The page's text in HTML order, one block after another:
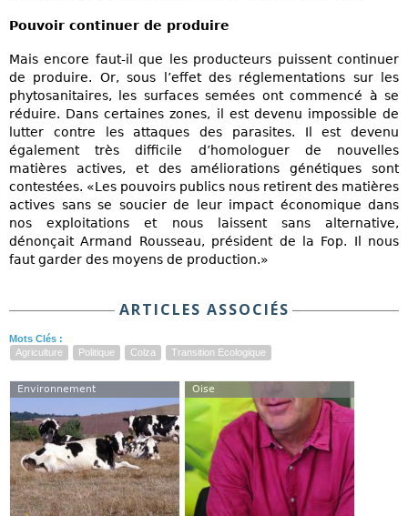
Pouvoir continuer de produire
Mais encore faut-il que les producteurs puissent continuer
de produire. Or, sous l’effet des réglementations sur les
phytosanitaires, les surfaces semées ont commencé à se
réduire. Dans certaines zones, il est devenu impossible de
lutter contre les attaques des parasites. Il est devenu
également très difficile d’homologuer de nouvelles
matières actives, et des améliorations génétiques sont
contestées. «Les pouvoirs publics nous retirent des matières
actives sans se soucier de leur impact économique dans
nos exploitations et nous laissent sans alternative,
dénonçait Armand Rousseau, président de la Fop. Il nous
faut garder des moyens de production.»
ARTICLES ASSOCIÉS
Mots Clés :
Agriculture
Politique Colza Transition Ecologique
Environnement Oise